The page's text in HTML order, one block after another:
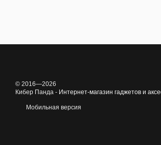
© 2016—2026
Кибер Панда - Интернет-магазин гаджетов и
Мобильная версия